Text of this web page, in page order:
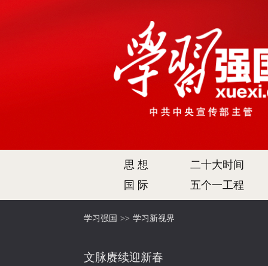
思 想
二十大时间
国 际
五个一工程
学习强国 >> 学习新视界
文脉赓续迎新春